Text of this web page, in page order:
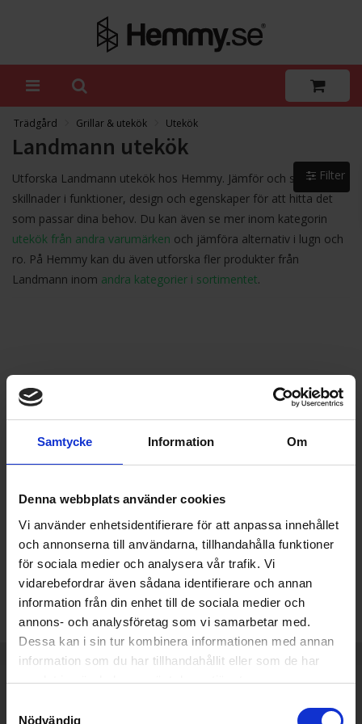
Samtycke Information Om
Denna webbplats använder cookies
Vi använder enhetsidentifierare för att anpassa innehållet
och annonserna till användarna, tillhandahålla funktioner
för sociala medier och analysera vår trafik. Vi
vidarebefordrar även sådana identifierare och annan
information från din enhet till de sociala medier och
annons- och analysföretag som vi samarbetar med.
Dessa kan i sin tur kombinera informationen med annan
information som du har tillhandahållit eller som de har
samlat in när du har använt deras tjänster.
Nödvändig
Trädgård Grillar & utekök Utekök
Landmann utekök
Utforska Landmann utekök hos Hemmy. Jämför och se
skillnader i funktioner, design och egenskaper för att hitta det
som passar dina behov. Du kan även se mer inom kategorin
utekök från andra varumärken och jämföra alternativ i lugn och
ro. På Hemmy kan du även utforska fler produkter från
Landmann inom andra kategorier i sortimentet.
Varumärken du älskar
Snabb leverans från Stockholm
010-330 20 12
Filter